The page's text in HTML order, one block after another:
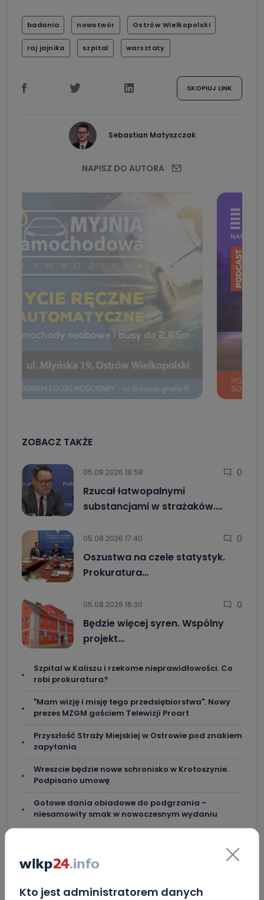
Kto jest administratorem danych
badania nowotwór Ostrów Wielkopolski
raj jajnika szpital warsztaty
SKOPIUJ LINK
Sebastian Matyszczak
NAPISZ DO AUTORA
ZOBACZ TAKŻE
05.08.2026 18:58 0
Rzucał łatwopalnymi
substancjami w strażaków.…
05.08.2026 17:40 0
Oszustwa na czele statystyk.
Prokuratura…
05.08.2026 16:30 0
Będzie więcej syren. Wspólny
projekt…
Szpital w Kaliszu i rzekome nieprawidłowości. Co
robi prokuratura?
"Mam wizję i misję tego przedsiębiorstwa". Nowy
prezes MZGM gościem Telewizji Proart
Przyszłość Straży Miejskiej w Ostrowie pod znakiem
zapytania
Wreszcie będzie nowe schronisko w Krotoszynie.
Podpisano umowę
Gotowe dania obiadowe do podgrzania –
niesamowity smak w nowoczesnym wydaniu
Koniec ryku silników i rajdów po mieście?
Rasmussen po pierwszych sparingach: obrona